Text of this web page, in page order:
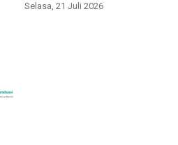
Selasa, 21 Juli 2026